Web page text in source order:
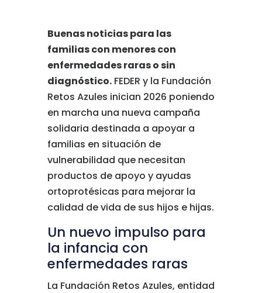
Buenas noticias para las
familias con menores con
enfermedades raras o sin
diagnóstico.FEDER y la Fundación
Retos Azules inician 2026 poniendo
en marcha una nueva campaña
solidaria destinada a apoyar a
familias en situación de
vulnerabilidad que necesitan
productos de apoyo y ayudas
ortoprotésicas para mejorar la
calidad de vida de sus hijos e hijas.
Un nuevo impulso para
la infancia con
enfermedades raras
La Fundación Retos Azules, entidad